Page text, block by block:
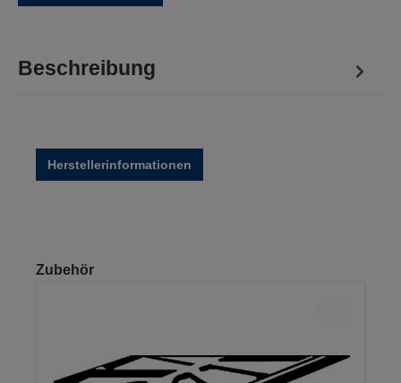
Beschreibung
Herstellerinformationen
Produktgalerie überspringen
Zubehör